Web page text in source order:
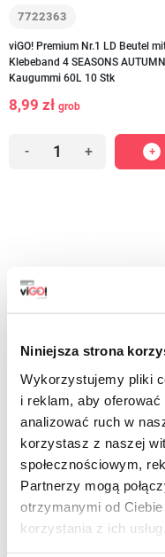
Niniejsza strona
Wykorzystujemy pliki
i reklam, aby oferować
analizować ruch w
korzystasz z naszej
społecznościowym,
Partnerzy mogą
otrzymanymi od
korzystania z ich usług.
7722363
viGO! Premium Nr.1 LD Beutel
Klebeband 4 SEASONS AUTUMN
Kaugummi 60L 10 Stk
8,99 zł grob
- +
viGO! Premium Nr.1 LD-Beutel mit
Klebeband 4 SEASONS GOLD
10,29 zł grob